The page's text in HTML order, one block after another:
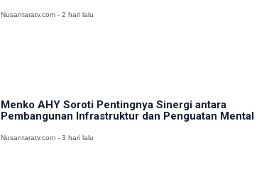
Nusantaratv.com - 2 hari lalu
Menko AHY Soroti Pentingnya Sinergi antara
Pembangunan Infrastruktur dan Penguatan Mental
Nusantaratv.com - 3 hari lalu